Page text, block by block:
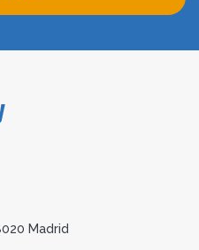
Madrid